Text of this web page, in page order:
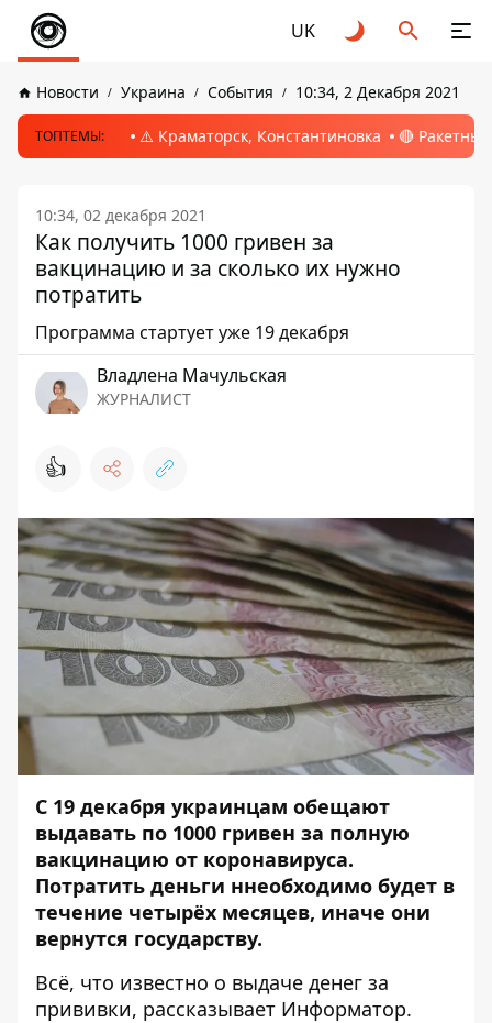
UK
Новости Украина События 10:34, 2 Декабря 2021
ТОПТЕМЫ: ⚠️ Краматорск, Константиновка 🔴
10:34, 02 декабря 2021
Как получить 1000 гривен за
вакцинацию и за сколько их нужно
потратить
Программа стартует уже 19 декабря
Владлена Мачульская
ЖУРНАЛИСТ
👍
С 19 декабря украинцам обещают
выдавать по 1000 гривен за полную
вакцинацию от коронавируса.
Потратить деньги ннеобходимо будет в
течение четырёх месяцев, иначе они
вернутся государству.
Всё, что известно о выдаче денег за
прививки, рассказывает Информатор.